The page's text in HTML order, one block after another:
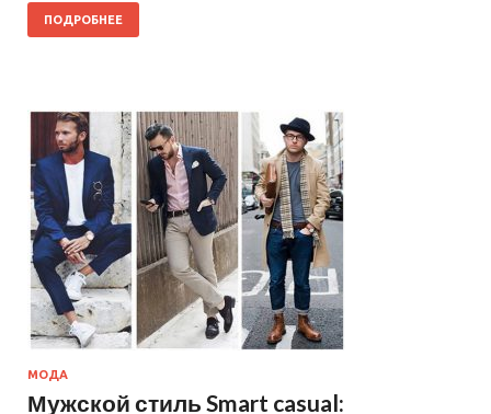
ПОДРОБНЕЕ
МОДА
Мужской стиль Smart casual: